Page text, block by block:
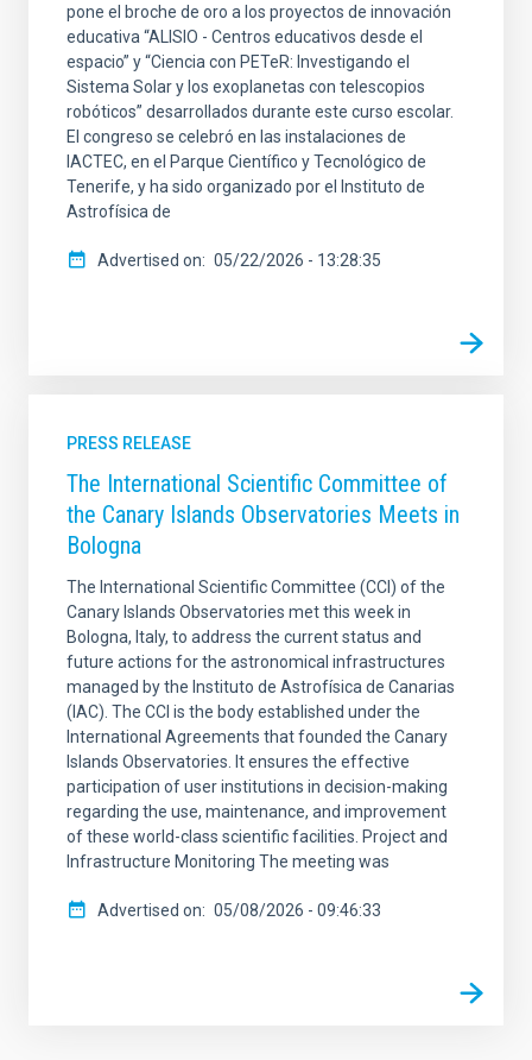
pone el broche de oro a los proyectos de innovación
educativa “ALISIO - Centros educativos desde el
espacio” y “Ciencia con PETeR: Investigando el
Sistema Solar y los exoplanetas con telescopios
robóticos” desarrollados durante este curso escolar.
El congreso se celebró en las instalaciones de
IACTEC, en el Parque Científico y Tecnológico de
Tenerife, y ha sido organizado por el Instituto de
Astrofísica de
Advertised on 05/22/2026 - 13:28:35
PRESS RELEASE
The International Scientific Committee of
the Canary Islands Observatories Meets in
Bologna
The International Scientific Committee (CCI) of the
Canary Islands Observatories met this week in
Bologna, Italy, to address the current status and
future actions for the astronomical infrastructures
managed by the Instituto de Astrofísica de Canarias
(IAC). The CCI is the body established under the
International Agreements that founded the Canary
Islands Observatories. It ensures the effective
participation of user institutions in decision-making
regarding the use, maintenance, and improvement
of these world-class scientific facilities. Project and
Infrastructure Monitoring The meeting was
Advertised on 05/08/2026 - 09:46:33